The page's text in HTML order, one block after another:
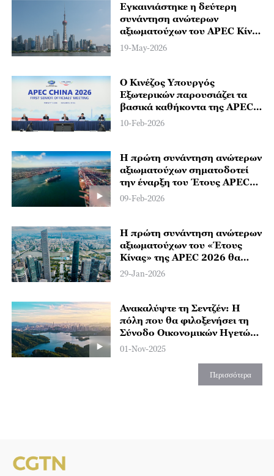
Εγκαινιάστηκε η δεύτερη
συνάντηση ανώτερων
αξιωματούχων του APEC Κίνα
2026 στη Σαγκάη
19-May-2026
Ο Κινέζος Υπουργός
Εξωτερικών παρουσιάζει τα
βασικά καθήκοντα της APEC
China 2026
10-Feb-2026
Η πρώτη συνάντηση ανώτερων
αξιωματούχων σηματοδοτεί
την έναρξη του Έτους APEC
για την Κίνα
09-Feb-2026
Η πρώτη συνάντηση ανώτερων
αξιωματούχων του «Έτους
Κίνας» της APEC 2026 θα
πραγματοποιηθεί στο
29-Jan-2026
Ανακαλύψτε τη Σεντζέν: Η
πόλη που θα φιλοξενήσει τη
Σύνοδο Οικονομικών Ηγετών
της APEC 2026
01-Nov-2025
Περισσότερα